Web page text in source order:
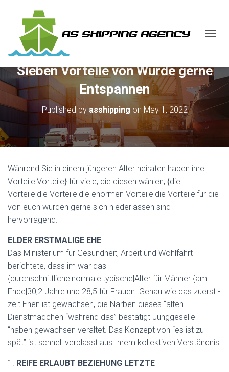
G
E
A
A
Sieben Vorteile von Würde gerne
Entspannen
Published by asshipping onMay 1, 2022
Während Sie in einem jüngeren Alter heiraten haben ihre
Vorteile|Vorteile} für viele, die diesen wählen, {die
Vorteile|die Vorteile|die enormen Vorteile|die Vorteile|für die
von euch würden gerne sich niederlassen sind
hervorragend.
ELDER ERSTMALIGE EHE
Das Ministerium für Gesundheit, Arbeit und Wohlfahrt
berichtete, dass im war das
{durchschnittliche|normale|typische|Alter für Männer {am
Ende|30,2 Jahre und 28,5 für Frauen. Genau wie das zuerst -
zeit Ehen ist gewachsen, die Narben dieses “alten
Dienstmädchen “während das” bestätigt Junggeselle
“haben gewachsen veraltet. Das Konzept von “es ist zu
spät” ist schnell verblasst aus Ihrem kollektiven Verständnis.
1. REIFE ERLAUBT BEZIEHUNG LETZTE